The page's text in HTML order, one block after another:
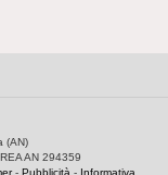
(AN)
AN 294359
- Pubblicità - Informativa